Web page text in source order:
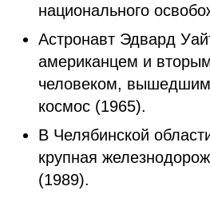
национального
Астронавт Эдвард
американцем и
человеком,
космос (1965).
В Челябинской
крупная
(1989).